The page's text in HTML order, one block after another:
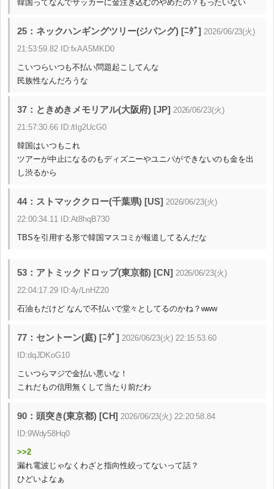
韓国ってなんでサッカーに金注ぎ込むのやめたの？もったいない
25：ネックハンギングツリー(ジパング) [ﾆﾀﾞ] 2026/06/23(火)
21:53:59.82 ID:fxAA5MKD0
こいつらいつも不払い問題起こしてんな
民族性なんだろうな
37：ときめきメモリアル(大阪府) [JP] 2026/06/23(火)
21:57:30.66 ID:/tIg2UcG0
韓国はいつもこれ
ツアーが中止になるのもディズニーやユニパができないのも金を出
し渋るから
44：ストマッククロー(千葉県) [US] 2026/06/23(火)
22:00:34.11 ID:At8hqB730
TBSを引用する形で韓国マスコミが報道してるんだな
53：アトミックドロップ(東京都) [CN] 2026/06/23(火)
22:04:17.29 ID:4y/LnHZ20
石油もだけど なんで不払いで堂々としてるのかね？www
77：セントーン(庭) [ﾆﾀﾞ] 2026/06/23(火) 22:15:53.60
ID:dqJDKoG10
こいつらマジで金払い悪いな！
これだもの信用無くして当たり前だわ
90：頭突き(東京都) [CH] 2026/06/23(火) 22:20:58.84
ID:9Wdy58Hq0
>>2
漏れ電波じゃなくわざと指向性絞ってないって話？
ひどいよなぁ